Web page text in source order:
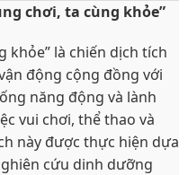
chơi, ta cùng khỏe”
khỏe” là chiến dịch tích
động cộng đồng với
năng động và lành
vui chơi, thể thao và
này được thực hiện dựa
cứu dinh dưỡng